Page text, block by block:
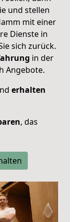
und stellen
mit einer
Dienste in
sich zurück.
in der
Angebote.
erhalten
, das